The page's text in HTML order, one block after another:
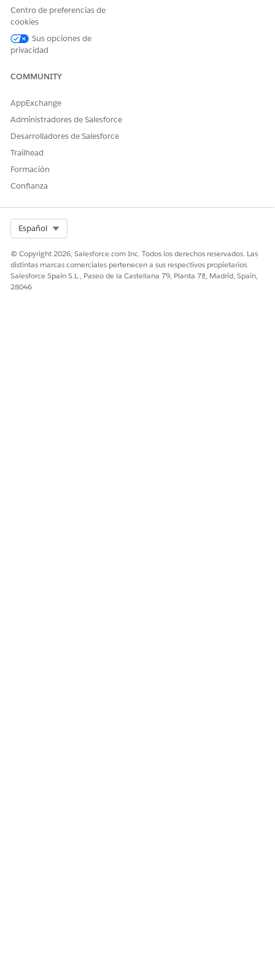
Realización manual
Este proceso de servicio enruta la solicitud de realización
manual al equipo de TI. Puede crear un flujo en Flow Builder
para incluir lógica personalizada, como aprobaciones de
Esta plantilla no incluye ninguna integración preconfigurada
para admisión o realización. Utilice Flow Builder para crear
flujos personalizados con conectores que definen cómo se
captura y se realiza la solicitud.
Centro de preferencias de
cookies
Sus opciones de
privacidad
COMMUNITY
AppExchange
Administradores de Salesforce
Desarrolladores de Salesforce
Trailhead
Formación
Confianza
Español
© Copyright 2026, Salesforce.com Inc. Todos los derechos reservados. Las
distintas marcas comerciales pertenecen a sus respectivos propietarios.
Salesforce Spain S.L., Paseo de la Castellana 79, Planta 7ª, Madrid, Spain,
28046